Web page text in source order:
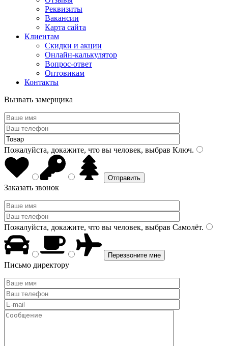
Реквизиты
Вакансии
Карта сайта
Клиентам
Скидки и акции
Онлайн-калькулятор
Вопрос-ответ
Оптовикам
Контакты
Вызвать замерщика
Пожалуйста, докажите, что вы человек, выбрав Ключ.
Заказать звонок
Пожалуйста, докажите, что вы человек, выбрав Самолёт.
Письмо директору